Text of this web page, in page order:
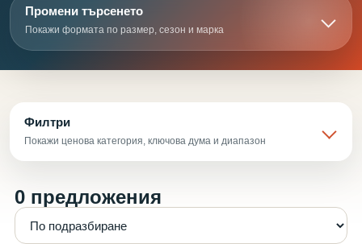
Промени търсенето
Покажи формата по размер, сезон и марка
Филтри
Покажи ценова категория, ключова дума и диапазон
0 предложения